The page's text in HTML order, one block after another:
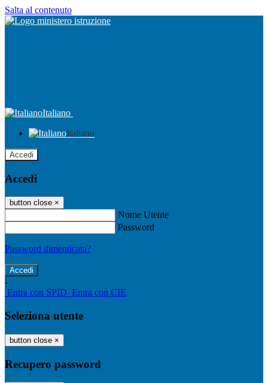
Salta al contenuto
Italiano
Italiano
Accedi
Accedi
button close ×
Nome Utente
Password
Password dimenticata?
-
Entra con SPID Entra con CIE
Seleziona utente
button close ×
Recupero password